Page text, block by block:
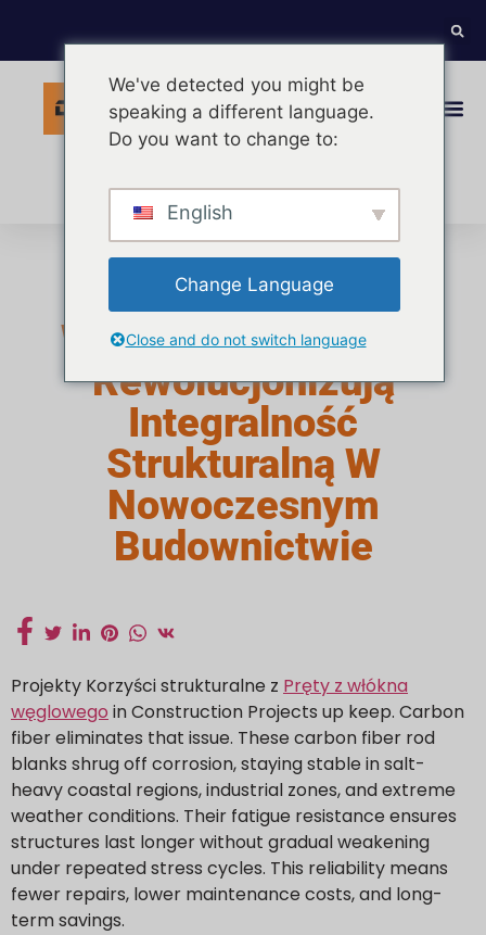
Jak Półfabrykaty Z
Włókna Węglowego
Rewolucjonizują
Integralność
Strukturalną W
Nowoczesnym
Budownictwie
Projekty Korzyści strukturalne z Pręty z włókna
węglowego in Construction Projects up keep. Carbon
fiber eliminates that issue. These carbon fiber rod
blanks shrug off corrosion, staying stable in salt-
heavy coastal regions, industrial zones, and extreme
weather conditions. Their fatigue resistance ensures
structures last longer without gradual weakening
under repeated stress cycles. This reliability means
fewer repairs, lower maintenance costs, and long-
term savings.
We've detected you might be
speaking a different language.
Do you want to change to:
English
Change Language
Close and do not switch language